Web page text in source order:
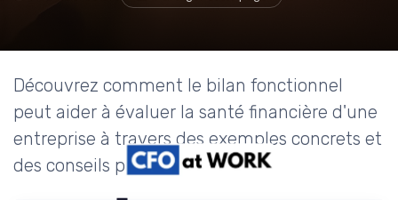
Découvrez comment le bilan fonctionnel
peut aider à évaluer la santé financière d'une
entreprise à travers des exemples concrets et
des conseils pratiques.